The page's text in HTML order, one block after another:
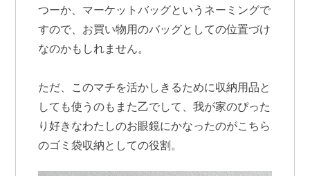
つーか、マーケットバッグというネーミングで
すので、お買い物用のバッグとしての位置づけ
なのかもしれません。
ただ、このマチを活かしきるために収納用品と
しても使うのもまた乙でして、我が家のぴった
り好きなわたしのお眼鏡にかなったのがこちら
のゴミ袋収納としての役割。